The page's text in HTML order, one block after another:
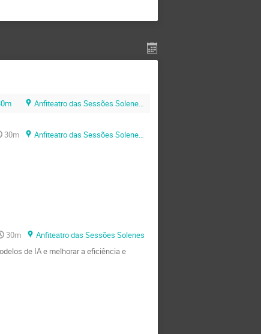
Anfiteatro das Sessões Solenes (Universidade da Beira Interior)
30m
Anfiteatro das Sessões Solenes (UBI)
30m
Anfiteatro das Sessões Solenes
de IA e melhorar a eficiência e